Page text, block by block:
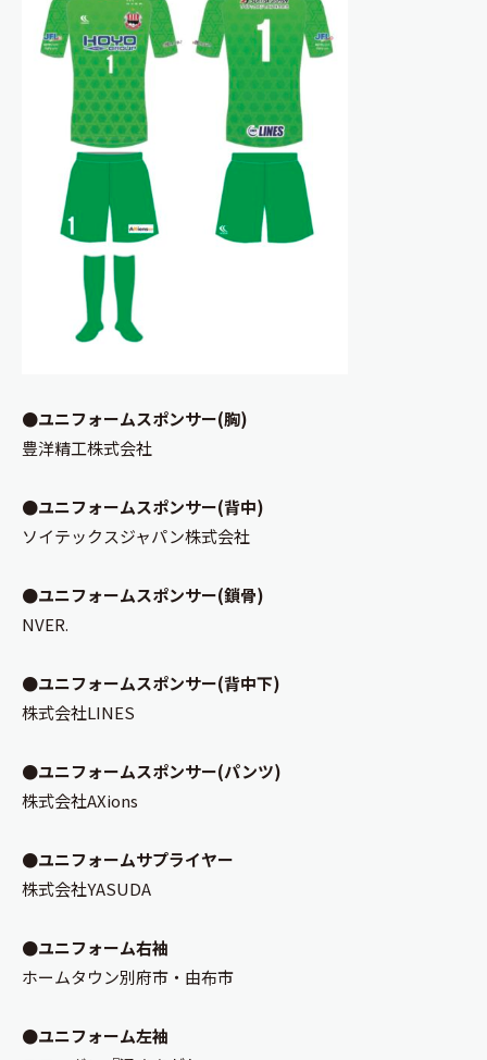
●ユニフォームスポンサー(胸)
豊洋精工株式会社
●ユニフォームスポンサー(背中)
ソイテックスジャパン株式会社
●ユニフォームスポンサー(鎖骨)
NVER.
●ユニフォームスポンサー(背中下)
株式会社LINES
●ユニフォームスポンサー(パンツ)
株式会社AXions
●ユニフォームサプライヤー
株式会社YASUDA
●ユニフォーム右袖
ホームタウン別府市・由布市
●ユニフォーム左袖